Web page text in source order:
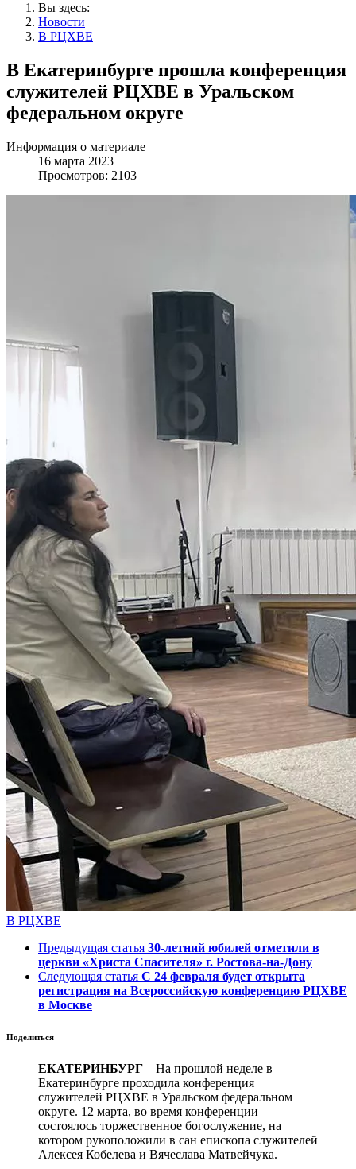
Вы здесь:
Новости
В РЦХВЕ
В Екатеринбурге прошла конференция
служителей РЦХВЕ в Уральском
федеральном округе
Информация о материале
16 марта 2023
Просмотров: 2103
В РЦХВЕ
Предыдущая статья 30-летний юбилей отметили в
церкви «Христа Спасителя» г. Ростова-на-Дону
Следующая статья С 24 февраля будет открыта
регистрация на Всероссийскую конференцию РЦХВЕ
в Москве
Поделиться
ЕКАТЕРИНБУРГ – На прошлой неделе в
Екатеринбурге проходила конференция
служителей РЦХВЕ в Уральском федеральном
округе. 12 марта, во время конференции
состоялось торжественное богослужение, на
котором рукоположили в сан епископа служителей
Алексея Кобелева и Вячеслава Матвейчука.